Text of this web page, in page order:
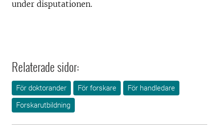
under disputationen.
Relaterade sidor:
För doktorander För forskare
För handledare
Forskarutbildning